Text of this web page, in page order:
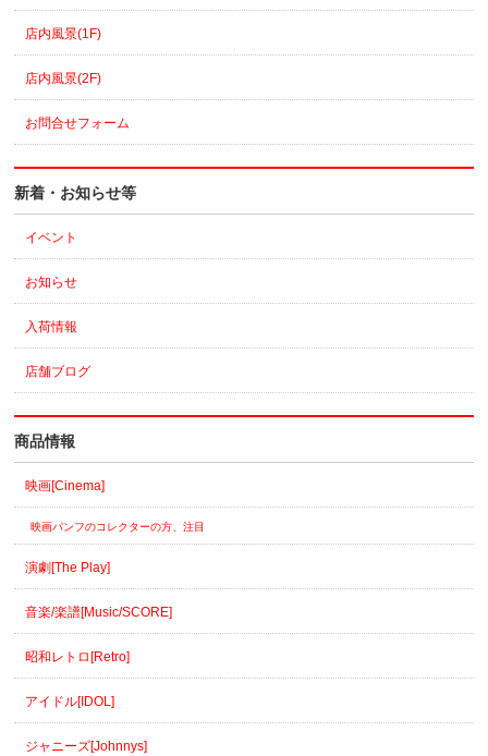
店内風景(1F)
店内風景(2F)
お問合せフォーム
新着・お知らせ等
イベント
お知らせ
入荷情報
店舗ブログ
商品情報
映画[Cinema]
映画パンフのコレクターの方、注目
演劇[The Play]
音楽/楽譜[Music/SCORE]
昭和レトロ[Retro]
アイドル[IDOL]
ジャニーズ[Johnnys]